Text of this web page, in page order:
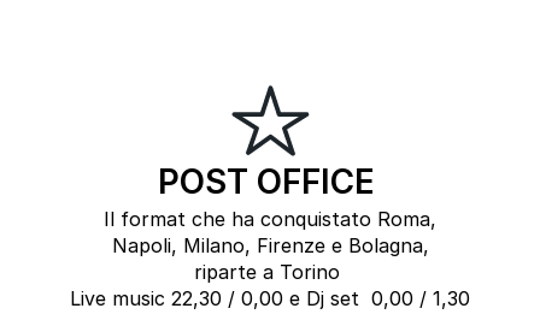
POST OFFICE
Il format che ha conquistato Roma,
Napoli, Milano, Firenze e Bolagna,
riparte a Torino
Live music 22,30 / 0,00 e Dj set 0,00 / 1,30